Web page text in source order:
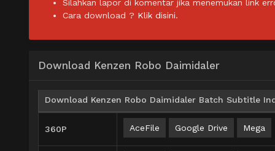
Silahkan lapor di komentar jika menemukan link
Cara download ? Klik disini.
Download Kenzen Robo Daimidaler
Download Kenzen Robo Daimidaler Batch Subtitle
360P AceFile Google Drive Mega